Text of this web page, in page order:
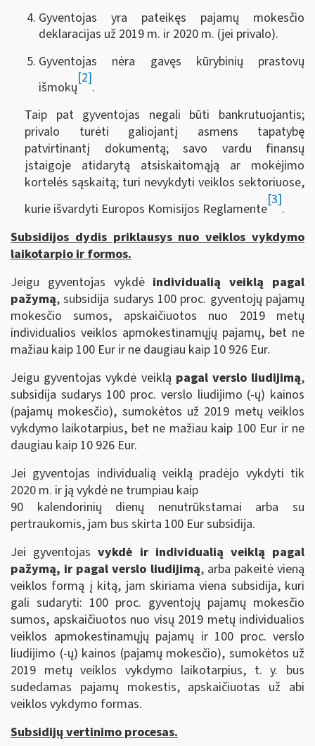
Gyventojas yra pateikęs pajamų mokesčio
deklaracijas už 2019 m. ir 2020 m. (jei privalo).
Gyventojas nėra gavęs kūrybinių prastovų
išmokų
[2]
.
Taip pat gyventojas negali būti bankrutuojantis;
privalo turėti galiojantį asmens tapatybę
patvirtinantį dokumentą; savo vardu finansų
įstaigoje atidarytą atsiskaitomąją ar mokėjimo
kortelės sąskaitą; turi nevykdyti veiklos sektoriuose,
kurie išvardyti Europos Komisijos Reglamente
[3]
.
Subsidijos dydis priklausys nuo veiklos vykdymo
laikotarpio ir formos.
Jeigu gyventojas vykdė individualią veiklą pagal
pažymą, subsidija sudarys 100 proc. gyventojų pajamų
mokesčio sumos, apskaičiuotos nuo 2019 metų
individualios veiklos apmokestinamųjų pajamų, bet ne
mažiau kaip 100 Eur ir ne daugiau kaip 10 926 Eur.
Jeigu gyventojas vykdė veiklą pagal verslo liudijimą,
subsidija sudarys 100 proc. verslo liudijimo (-ų) kainos
(pajamų mokesčio), sumokėtos už 2019 metų veiklos
vykdymo laikotarpius, bet ne mažiau kaip 100 Eur ir ne
daugiau kaip 10 926 Eur.
Jei gyventojas individualią veiklą pradėjo vykdyti tik
2020 m. ir ją vykdė ne trumpiau kaip
90 kalendorinių dienų nenutrūkstamai arba su
pertraukomis, jam bus skirta 100 Eur subsidija.
Jei gyventojasvykdė ir individualią veiklą pagal
pažymą, ir pagal verslo liudijimą, arba pakeitė vieną
veiklos formą į kitą, jam skiriama viena subsidija, kuri
gali sudaryti: 100 proc. gyventojų pajamų mokesčio
sumos, apskaičiuotos nuo visų 2019 metų individualios
veiklos apmokestinamųjų pajamų ir 100 proc. verslo
liudijimo (-ų) kainos (pajamų mokesčio), sumokėtos už
2019 metų veiklos vykdymo laikotarpius, t. y. bus
sudedamas pajamų mokestis, apskaičiuotas už abi
veiklos vykdymo formas.
Subsidijų vertinimo procesas.